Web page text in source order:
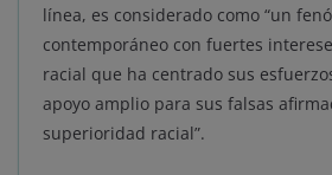
línea, es considerado como “un
contemporáneo con fuertes
racial que ha centrado sus
apoyo amplio para sus falsas
superioridad racial”.